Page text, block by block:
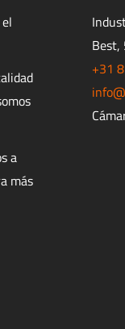
a
más
Best,
+31